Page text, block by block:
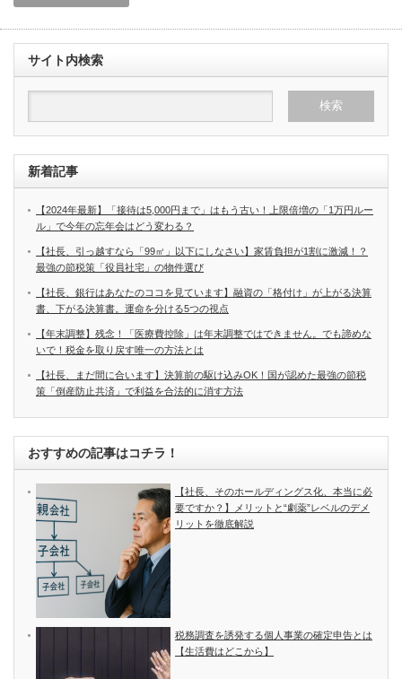
サイト内検索
新着記事
【2024年最新】「接待は5,000円まで」はもう古い！上限倍増の「1万円ルー
ル」で今年の忘年会はどう変わる？
【社長、引っ越すなら「99㎡」以下にしなさい】家賃負担が1割に激減！？
最強の節税策「役員社宅」の物件選び
【社長、銀行はあなたのココを見ています】融資の「格付け」が上がる決算
書、下がる決算書。運命を分ける5つの視点
【年末調整】残念！「医療費控除」は年末調整ではできません。でも諦めな
いで！税金を取り戻す唯一の方法とは
【社長、まだ間に合います】決算前の駆け込みOK！国が認めた最強の節税
策「倒産防止共済」で利益を合法的に消す方法
おすすめの記事はコチラ！
【社長、そのホールディングス化、本当に必
要ですか？】メリットと“劇薬”レベルのデメ
リットを徹底解説
税務調査を誘発する個人事業の確定申告とは
【生活費はどこから】